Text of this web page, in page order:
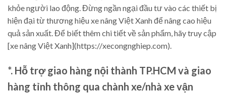
khỏe người lao động. Đừng ngần ngại đầu tư vào các thiết bị
hiện đại từ thương hiệu xe nâng Việt Xanh để nâng cao hiệu
quả sản xuất. Để biết thêm chi tiết về sản phẩm, hãy truy cập
[xe nâng Việt Xanh](https://xecongnghiep.com).
*. Hỗ trợ giao hàng nội thành TP.HCM và giao
hàng tỉnh thông qua chành xe/nhà xe vận